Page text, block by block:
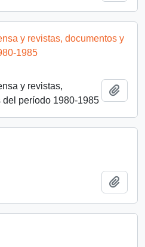
y revistas, documentos y
1985
y revistas,
del período 1980-1985